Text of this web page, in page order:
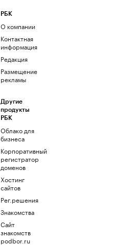
РБК
О компании
Контактная
информация
Редакция
Размещение
рекламы
Другие
продукты
РБК
Облако для
бизнеса
Корпоративный
регистратор
доменов
Хостинг
сайтов
Рег.решения
Знакомства
Сайт
знакомств
podbor.ru